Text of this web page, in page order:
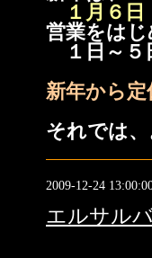
１月６
営業をは
１日～５
新年から定
それでは
2009-12-24
エルサル